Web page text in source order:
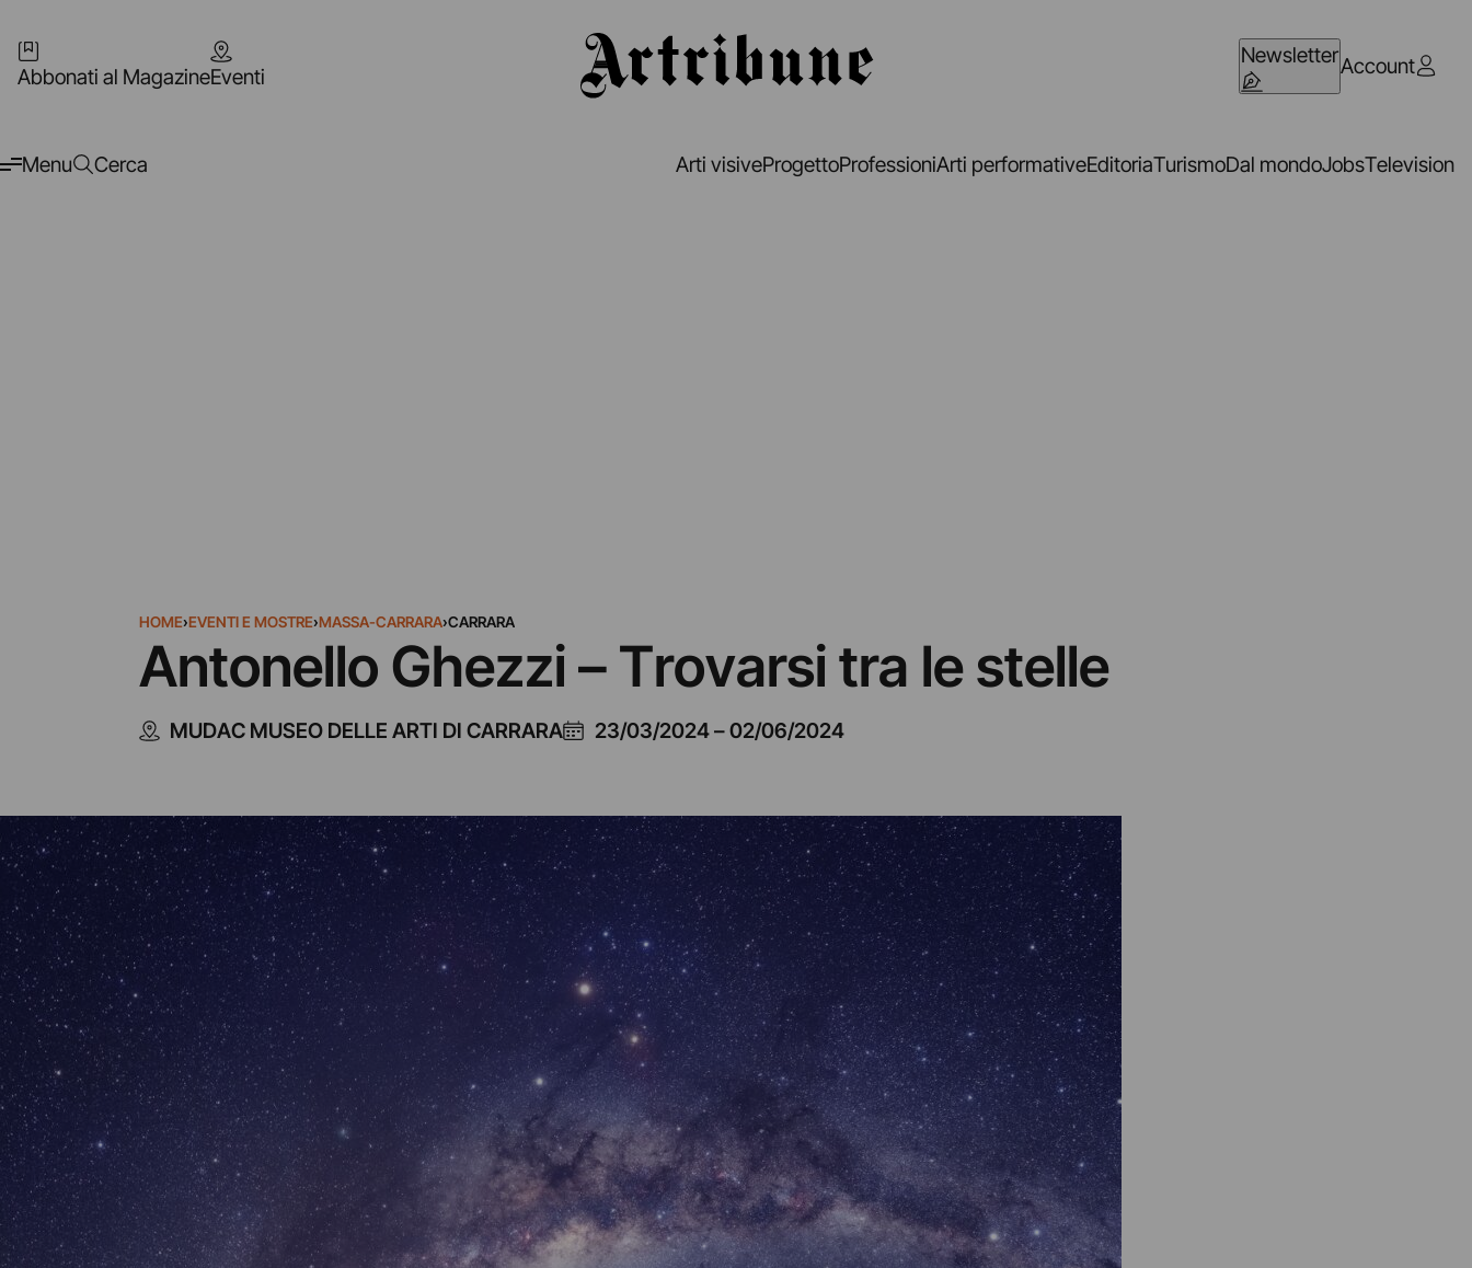
Abbonati al MagazineEventi
NewsletterAccount
Menu Cerca Arti visiveProgettoProfessioniArti performativeEditoriaTurismoDal mondoJobsTelevision
HOME›EVENTI E MOSTRE›MASSA-CARRARA›CARRARA
Antonello Ghezzi – Trovarsi tra le stelle
MUDAC MUSEO DELLE ARTI DI CARRARA 23/03/2024–02/06/2024